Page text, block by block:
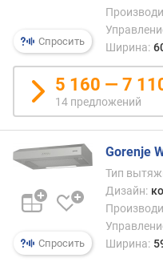
п
р
и
д
и
т
е
ь
н
Спросить
Ширина:
5 160 — 7
14 предложений
Спросить
Gorenje
Тип
Дизайн:
Ширина: